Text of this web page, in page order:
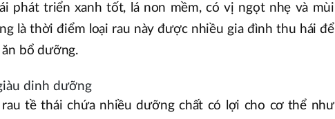
phát triển xanh tốt, lá non mềm, có vị ngọt nhẹ và mùi
là thời điểm loại rau này được nhiều gia đình thu hái để
bổ dưỡng.
dinh dưỡng
rau tề thái chứa nhiều dưỡng chất có lợi cho cơ thể như